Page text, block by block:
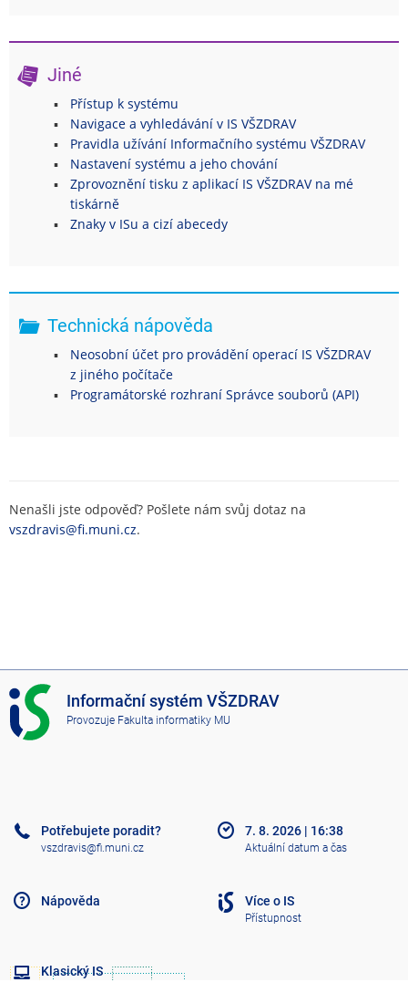
Jiné
Přístup k systému
Navigace a vyhledávání v IS VŠZDRAV
Pravidla užívání Informačního systému VŠZDRAV
Nastavení systému a jeho chování
Zprovoznění tisku z aplikací IS VŠZDRAV na mé
tiskárně
Znaky v ISu a cizí abecedy
Technická nápověda
Neosobní účet pro provádění operací IS VŠZDRAV
z jiného počítače
Programátorské rozhraní Správce souborů (API)
Nenašli jste odpověď? Pošlete nám svůj dotaz na
vszdravis@fi.muni.cz.
I
S
V
A
Informační systém VŠZDRAV
Provozuje Fakulta informatiky MU
Potřebujete poradit?
vszdravis@fi.muni.cz
Nápověda
Klasický IS
7. 8. 2026 | 16:38
Aktuální datum a čas
Více o IS
Přístupnost